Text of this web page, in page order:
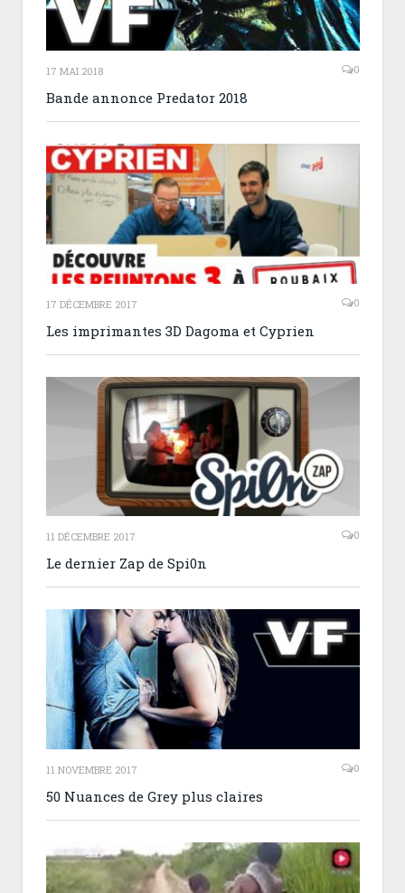
17 MAI 2018 0
Bande annonce Predator 2018
17 DÉCEMBRE 2017 0
Les imprimantes 3D Dagoma et Cyprien
11 DÉCEMBRE 2017 0
Le dernier Zap de Spi0n
11 NOVEMBRE 2017 0
50 Nuances de Grey plus claires